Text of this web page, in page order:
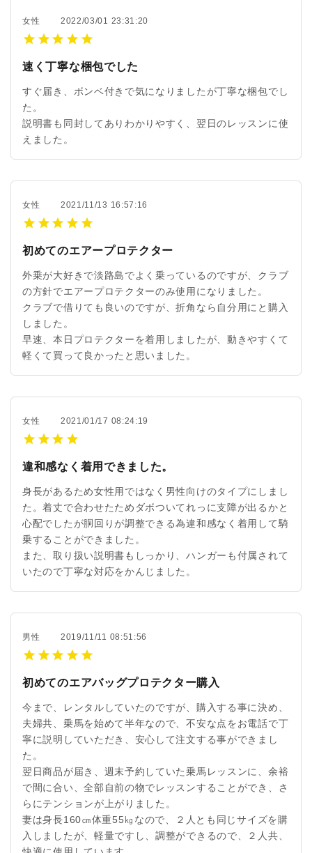
女性 2022/03/01 23:31:20
速く丁寧な梱包でした
すぐ届き、ボンベ付きで気になりましたが丁寧な梱包でし
た。
説明書も同封してありわかりやすく、翌日のレッスンに使
えました。
女性 2021/11/13 16:57:16
初めてのエアープロテクター
外乗が大好きで淡路島でよく乗っているのですが、クラブ
の方針でエアープロテクターのみ使用になりました。
クラブで借りても良いのですが、折角なら自分用にと購入
しました。
早速、本日プロテクターを着用しましたが、動きやすくて
軽くて買って良かったと思いました。
女性 2021/01/17 08:24:19
違和感なく着用できました。
身長があるため女性用ではなく男性向けのタイプにしまし
た。着丈で合わせたためダボついてれっに支障が出るかと
心配でしたが胴回りが調整できる為違和感なく着用して騎
乗することができました。
また、取り扱い説明書もしっかり、ハンガーも付属されて
いたので丁寧な対応をかんじました。
男性 2019/11/11 08:51:56
初めてのエアバッグプロテクター購入
今まで、レンタルしていたのですが、購入する事に決め、
夫婦共、乗馬を始めて半年なので、不安な点をお電話で丁
寧に説明していただき、安心して注文する事ができまし
た。
翌日商品が届き、週末予約していた乗馬レッスンに、余裕
で間に合い、全部自前の物でレッスンすることができ、さ
らにテンションが上がりました。
妻は身長160㎝体重55㎏なので、２人とも同じサイズを購
入しましたが、軽量ですし、調整ができるので、２人共、